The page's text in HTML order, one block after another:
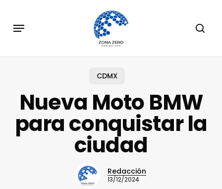
main
Menu
CDMX
Nueva Moto BMW
para conquistar la
ciudad
Redacción
13/12/2024